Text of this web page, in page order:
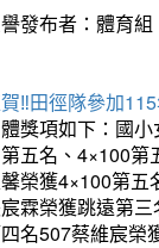
發布者：體育組
‼️田徑隊參加
獎項如下：國
五名、4×100第
榮獲4×100第五
霖榮獲跳遠第
名507蔡維宸榮